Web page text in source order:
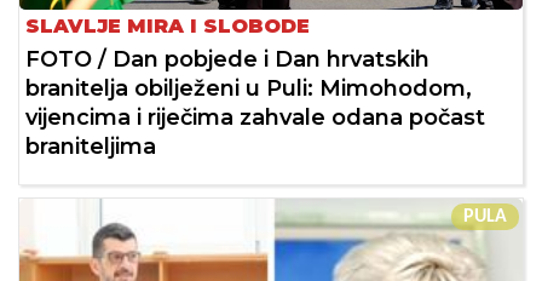
SLAVLJE MIRA I SLOBODE
FOTO / Dan pobjede i Dan hrvatskih
branitelja obilježeni u Puli: Mimohodom,
vijencima i riječima zahvale odana počast
braniteljima
PULA